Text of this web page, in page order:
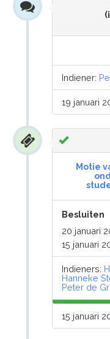
Indiener:
19 januari
Motie
Besluiten
20 januari
15 januari
Indieners:
Hanneke
Peter de
15 januari